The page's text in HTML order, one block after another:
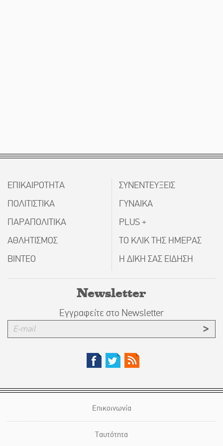
ΕΠΙΚΑΙΡΟΤΗΤΑ
ΠΟΛΙΤΙΣΤΙΚΑ
ΠΑΡΑΠΟΛΙΤΙΚΑ
ΑΘΛΗΤΙΣΜΟΣ
ΒΙΝΤΕΟ
ΣΥΝΕΝΤΕΥΞΕΙΣ
ΓΥΝΑΙΚΑ
PLUS +
ΤΟ ΚΛΙΚ ΤΗΣ ΗΜΕΡΑΣ
Η ΔΙΚΗ ΣΑΣ ΕΙΔΗΣΗ
Newsletter
Εγγραφείτε στο Newsletter
Επικοινωνία
Ταυτότητα